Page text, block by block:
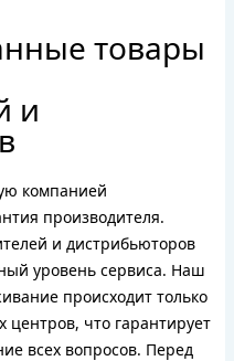
товары
и
компанией
производителя.
и дистрибьюторов
уровень сервиса. Наш
происходит только
что гарантирует
всех вопросов. Перед